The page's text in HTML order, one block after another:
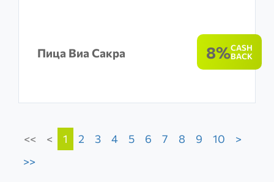
8%CASH
BACK
Пица Виа Сакра
<< < 1 2 3 4 5 6 7 8 9 10
>
>>